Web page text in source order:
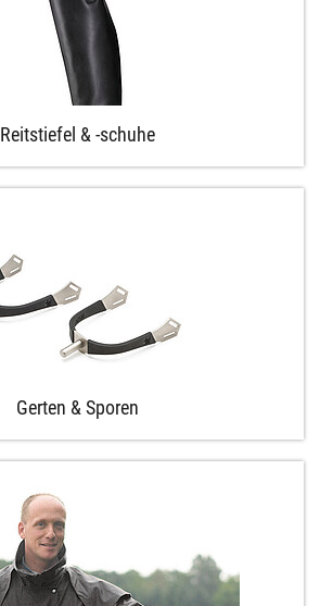
Reitstiefel & -schuhe
Gerten & Sporen